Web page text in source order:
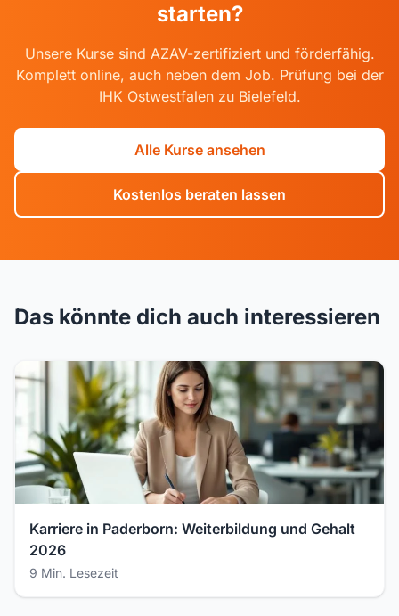
starten?
Unsere Kurse sind AZAV-zertifiziert und förderfähig.
Komplett online, auch neben dem Job. Prüfung bei der
IHK Ostwestfalen zu Bielefeld.
Alle Kurse ansehen
Kostenlos beraten lassen
Das könnte dich auch interessieren
Karriere in Paderborn: Weiterbildung und Gehalt
2026
9 Min. Lesezeit